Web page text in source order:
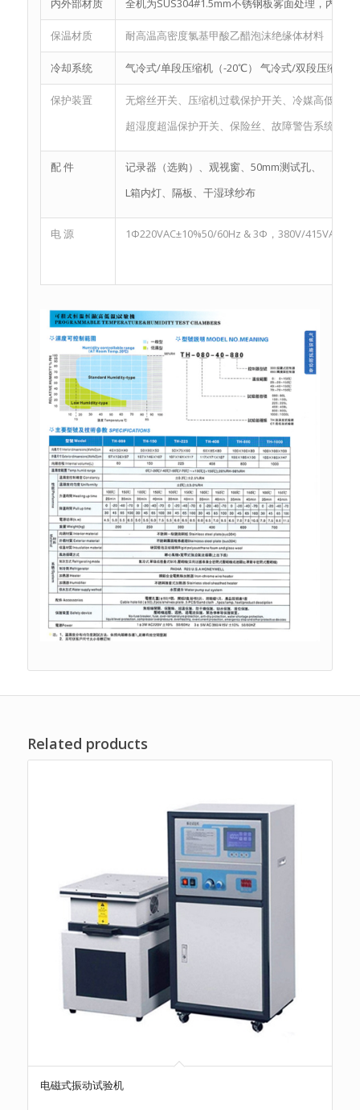
内外部材质 全机为SUS304#1.5mm不锈钢板雾面处理，内箱为
保温材质 耐高温高密度氯基甲酸乙醋泡沫绝缘体材料
冷却系统 气冷式/单段压缩机（-20℃） 气冷式/双段压缩机
保护装置
无熔丝开关、压缩机过载保护开关、冷媒高低压保
超湿度超温保护开关、保险丝、故障警告系统
配 件
记录器（选购）、观视窗、50mm测试孔、
L箱内灯、隔板、干湿球纱布
电 源 1Φ220VAC±10%50/60Hz & 3Φ，380V/
Related products
电磁式振动试验机